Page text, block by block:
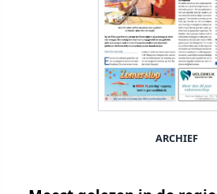
ARCHIEF